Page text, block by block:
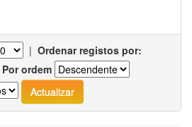
| Ordenar registos por:
Por ordem